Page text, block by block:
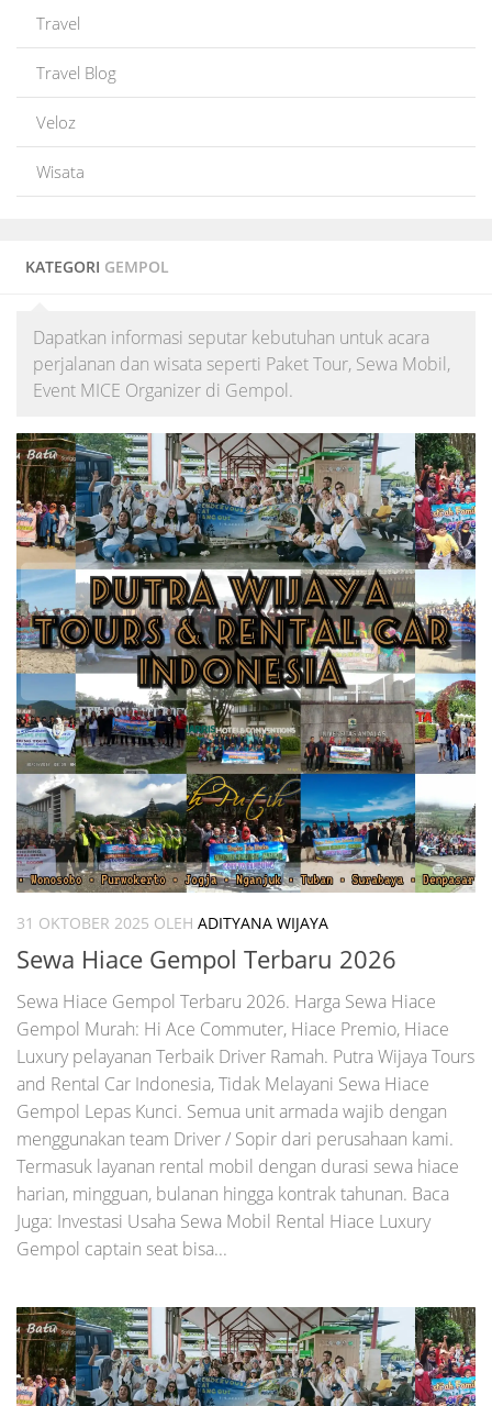
KATEGORI GEMPOL
Dapatkan informasi seputar kebutuhan untuk acara
perjalanan dan wisata seperti Paket Tour, Sewa Mobil,
Event MICE Organizer di Gempol.
31 OKTOBER 2025 OLEH ADITYANA WIJAYA
Sewa Hiace Gempol Terbaru 2026
Sewa Hiace Gempol Terbaru 2026. Harga Sewa Hiace
Gempol Murah: Hi Ace Commuter, Hiace Premio, Hiace
Luxury pelayanan Terbaik Driver Ramah. Putra Wijaya Tours
and Rental Car Indonesia, Tidak Melayani Sewa Hiace
Gempol Lepas Kunci. Semua unit armada wajib dengan
menggunakan team Driver / Sopir dari perusahaan kami.
Termasuk layanan rental mobil dengan durasi sewa hiace
harian, mingguan, bulanan hingga kontrak tahunan. Baca
Juga: Investasi Usaha Sewa Mobil Rental Hiace Luxury
Gempol captain seat bisa...
Travel
Travel Blog
Veloz
Wisata